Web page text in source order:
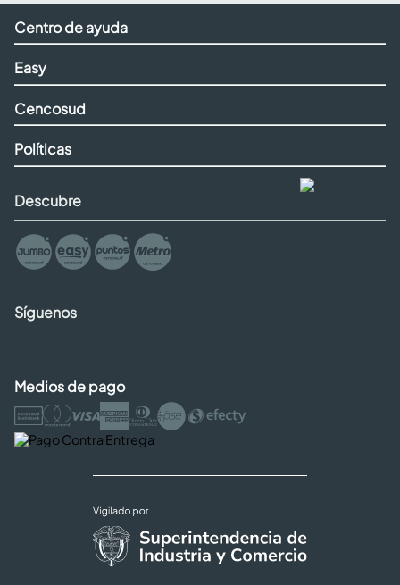
Centro de ayuda
Easy
Cencosud
Políticas
Descubre
Síguenos
Medios de pago